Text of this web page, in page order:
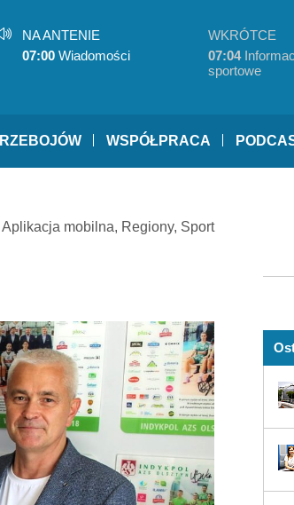
NA ANTENIE
07:00 Wiadomości
WKRÓTCE
07:04
sportowe
WSPÓŁPRACA
Aplikacja mobilna, Regiony, Sport